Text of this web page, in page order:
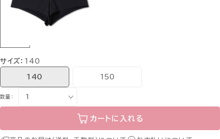
サイズ： 140
140 150
数量：
カートに入れる